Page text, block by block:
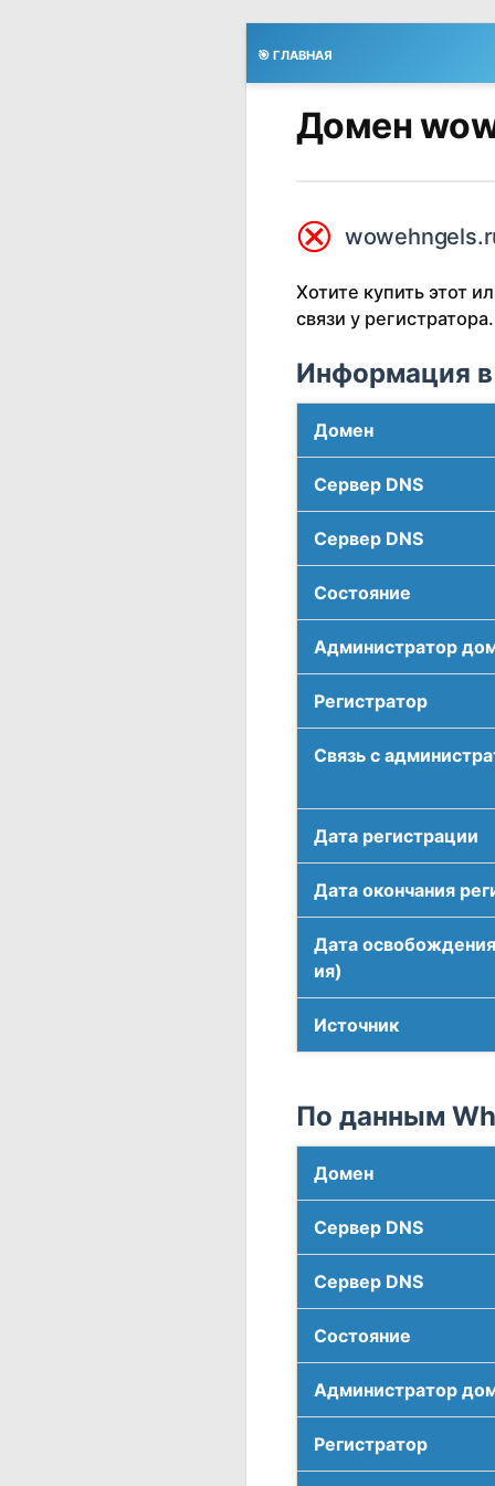
🎯 ГЛАВНАЯ
Домен
⮿
Хотите купить этот
связи у регистратора.
Информация в
Домен
Сервер DNS
Сервер DNS
Соcтояние
Администратор
Регистратор
Связь с
Дата регистрации
Дата окончания
Дата
ия)
Источник
По данным
Домен
Сервер DNS
Сервер DNS
Соcтояние
Администратор
Регистратор